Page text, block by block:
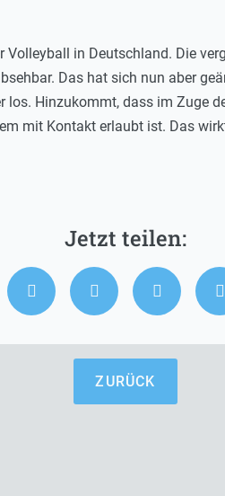
in Deutschland. Die
Das hat sich nun aber
Hinzukommt, dass im Zuge
mit Kontakt erlaubt ist. Das
ZURÜCK